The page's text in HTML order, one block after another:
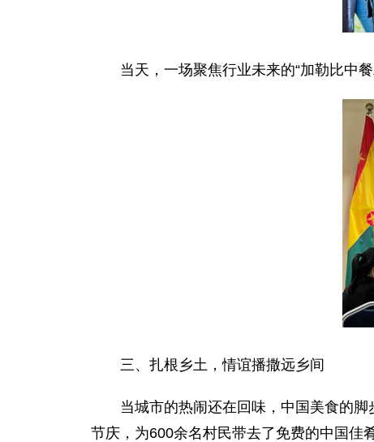
当天，一场聚焦行业未来的“加勒比中
三、扎根乡土，情谊播撒远乡间
当城市的热闹还在回味，中国美食的
节庆，为600余名村民带去了免费的中国佳肴